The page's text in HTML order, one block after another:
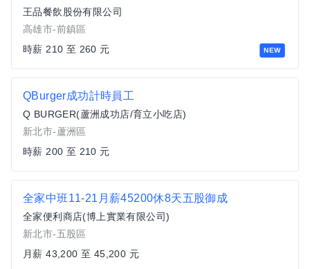
NEW
王品餐飲股份有限公司
高雄市-前鎮區
時薪 210 至 260 元
QBurger成功計時員工
Q BURGER(蘆洲成功店/育立小吃店)
新北市-蘆洲區
時薪 200 至 210 元
全家中班11-21月薪45200休8天五股御成
全家便利商店(博上實業有限公司)
新北市-五股區
月薪 43,200 至 45,200 元